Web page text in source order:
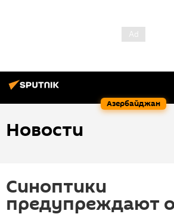
Азербайджан
Новости
Синоптики
предупреждают